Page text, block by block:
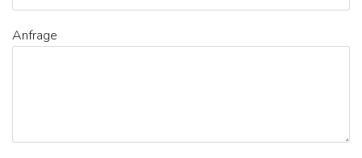
Anfrage